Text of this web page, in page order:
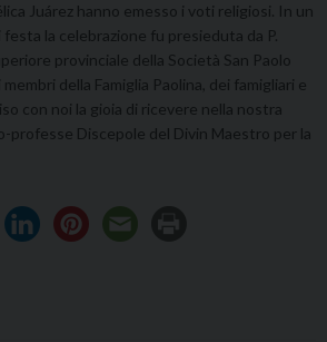
Juárez hanno emesso i voti religiosi. In un
la celebrazione fu presieduta da P.
provinciale della Società San Paolo
della Famiglia Paolina, dei famigliari e
con noi la gioia di ricevere nella nostra
professe Discepole del Divin Maestro per la